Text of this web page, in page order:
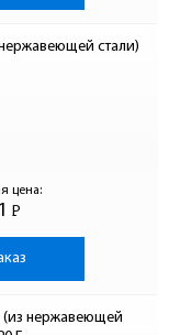
стали)
цена:
Р
-
нержавеющей